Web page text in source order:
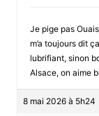
Je pige pas
m’a toujours dit
lubrifiant, sinon
Alsace, on aime
8 mai 2026 à 5h24